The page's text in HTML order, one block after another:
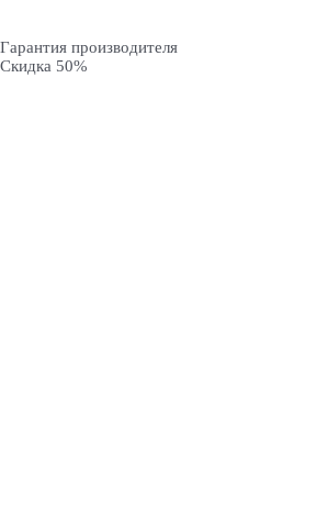
Гарантия производителя
Скидка 50%